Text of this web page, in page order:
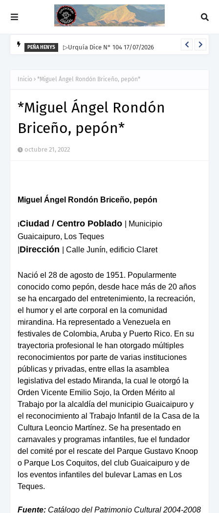
PEÑA HENYS ▷Urquía Dice N° 104 17/07/2026
Inicio *Miguel Ángel Rondón Briceño, pepón*
*Miguel Ángel Rondón
Briceño, pepón*
octubre 21, 2022
Miguel Ángel Rondón Briceño, pepón
Ciudad / Centro Poblado
| Municipio
Guaicaipuro, Los Teques
Dirección | Calle Junín, edificio Claret
Nació el 28 de agosto de 1951. Popularmente
conocido como pepón, desde hace más de 20 años
se ha encargado del entretenimiento, la recreación,
el humor y el arte corporal en la comunidad
mirandina. Ha representado a Venezuela en
festivales de Colombia, Aruba y Puerto Rico. En su
trayectoria profesional le han otorgado múltiples
reconocimientos por parte de varias instituciones
públicas y privadas, entre ellas la asamblea
legislativa del estado Miranda, la cual le otorgó la
Orden Vicente Emilio Sojo, la Orden Mérito al
Trabajo por la alcaldía del municipio Guaicaipuro y
el reconocimiento al Trabajo Infantil de la Casa de la
Cultura Leoncio Martínez. Se ha presentado en
carnavales y programas infantiles, fue el fundador
del comité por el rescate del Parque Gustavo Knoop
o Parque Los Coquitos, del club Guaicaipuro y de
los eventos infantiles del bulevar Lamas en Los
Teques.
Fuente: Catálogo del Patrimonio Cultural 2004-2008